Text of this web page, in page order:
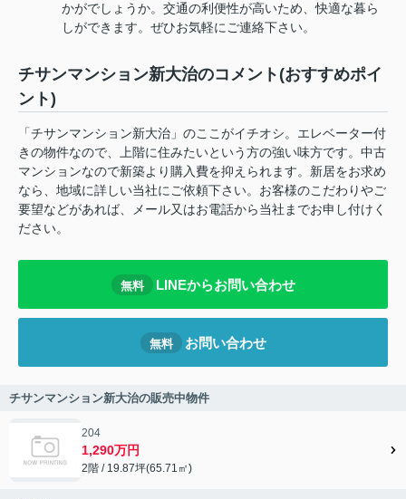
かがでしょうか。交通の利便性が高いため、快適な暮ら
しができます。ぜひお気軽にご連絡下さい。
チサンマンション新大治のコメント(おすすめポイ
ント)
「チサンマンション新大治」のここがイチオシ。エレベーター付
きの物件なので、上階に住みたいという方の強い味方です。中古
マンションなので新築より購入費を抑えられます。新居をお求め
なら、地域に詳しい当社にご依頼下さい。お客様のこだわりやご
要望などがあれば、メール又はお電話から当社までお申し付けく
ださい。
無料 LINEからお問い合わせ
無料 お問い合わせ
チサンマンション新大治の販売中物件
204
1,290万円
2階 / 19.87坪(65.71㎡)